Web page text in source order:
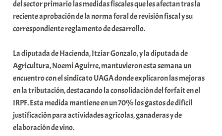
r
E
r
i
o
x
a
K
o
m
del sector primario las medidas fiscales que les afectan tras la
reciente aprobación de la norma foral de revisión fiscal y su
correspondiente reglamento de desarrollo.
La diputada de Hacienda, Itziar Gonzalo, y la diputada de
Agricultura, Noemi Aguirre, mantuvieron esta semana un
encuentro con el sindicato UAGA donde explicaron las mejoras
en la tributación, destacando la consolidación del forfait en el
IRPF. Esta medida mantiene en un 70% los gastos de difícil
justificación para actividades agrícolas, ganaderas y de
elaboración de vino.